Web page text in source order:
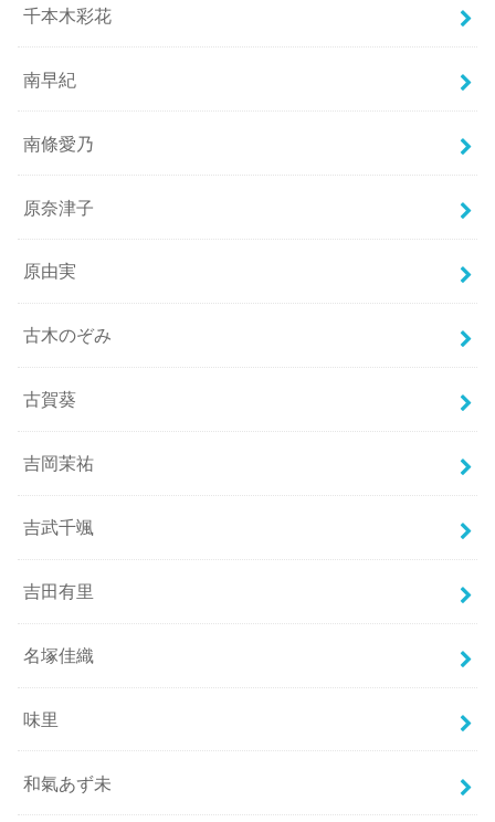
千本木彩花
南早紀
南條愛乃
原奈津子
原由実
古木のぞみ
古賀葵
吉岡茉祐
吉武千颯
吉田有里
名塚佳織
味里
和氣あず未